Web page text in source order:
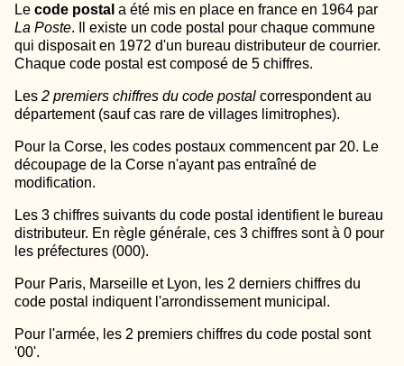
Le code postal a été mis en place en france en 1964 par
La Poste. Il existe un code postal pour chaque commune
qui disposait en 1972 d'un bureau distributeur de courrier.
Chaque code postal est composé de 5 chiffres.
Les 2 premiers chiffres du code postal correspondent au
département (sauf cas rare de villages limitrophes).
Pour la Corse, les codes postaux commencent par 20. Le
découpage de la Corse n'ayant pas entraîné de
modification.
Les 3 chiffres suivants du code postal identifient le bureau
distributeur. En règle générale, ces 3 chiffres sont à 0 pour
les préfectures (000).
Pour Paris, Marseille et Lyon, les 2 derniers chiffres du
code postal indiquent l'arrondissement municipal.
Pour l'armée, les 2 premiers chiffres du code postal sont
'00'.